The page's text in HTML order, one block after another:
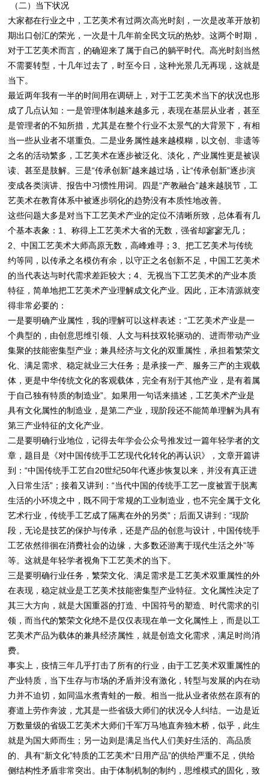
（二）当下状况
大家都在行业之中，工艺美术有过两次高光时刻，一次是改革开放初
期出口创汇的荣光，一次是十几年前全民文玩的热炒。这两个时期，
对于工艺美术而言，的确迎来了属于自己的躺平时代。高光时刻当然
不需要转型，十几年过去了，时至今日，这种光景几无再现，这就是
当下。
最近两年我有一半的时间用在调研上，对于工艺美术当下的状况也形
成了几点认知：一是管理体制越来越多元，表现在基层从业者，甚至
是管理者的不知所措，尤其是在整个行业不太景气的大背景下，有相
当一些从业者不堪重负。二是业务属性越来越模糊，以文创、非遗等
之名的活动繁多，工艺美术在逐步被泛化、淡化，产业属性更是被误
读、甚至是肢解。三是“传承创新”越来越过场，让“传承创新”逐步演
变成各类演讲、报告中习惯性用词。四是“产教融合”越来越脱节，工
艺美术在教育体系中被逐步弱化的趋势没有本质性地改善。
这些问题大多是对当下工艺美术产业的定位不清晰所致，总体看有几
个基本表象：1、称得上工艺美术大省的无数，强省却寥寥无几；
2、中国工艺美术大师高原无数，高峰难寻；3、把工艺美术与传统
约等同，以传承之名模仿有余，以守正之名创新不足，中国工艺美术
的当代表达与时代需求差距较大；4、无视当下工艺美术的产业本质
特征，简单地把工艺美术产业理解成文化产业。因此，正本清源就变
得非常必要的：
一是要明确产业属性，我的理解可以这样表述：“工艺美术产业是一
个典型的，由创意思维引领、人文与科技双轮驱动的、进而带动产业
集聚的技能密集型产业；兼具经济与文化的双重属性，承担着繁荣文
化、满足需求、稳定就业三大任务；是承接一产、服务三产的主观载
体，更是中华传统文化的客观载体，完全有别于其他产业，是有着属
于自己独有特质的制造业”。如果用一句话来描述，工艺美术产业是
具有文化属性的制造业，是第二产业，现阶段还不能简单理解为具有
第三产业特征的文化产业。
二是要明确行业地位，记得去年学会公众号推发过一篇年轻学者的文
章，题目是《对中国传统手工艺现代化转化的再认识》，文章开篇讲
到：“中国传统手工艺自20世纪50年代逐步恢复以来，并没有真正进
入日常生活”；接着又讲到：“当代中国的传统手工艺一度被置于脱离
生活的小环境之中，既不同于常规的工业制造业，也不完全属于文化
艺术行业，传统手工艺成了隔离在外的另类”；后面又讲到：“现阶
段，无论是技艺的保护与传承，还是产品的创意与设计，中国传统手
工艺依然徘徊在消费社会的边缘，大多数还游离于现代生活之外”等
等。这就是年轻学者视角下工艺美术的当下。
三是要明确行业任务，繁荣文化、满足需求是工艺美术双重属性的外
在表现，稳定就业是工艺美术技能密集型产业特征。文化属性决定了
其三大方向，就是大国重器的打造、中国符号的塑造、时代需求的引
领，而当代的繁荣文化绝不是仅仅表现在单一文化属性上，而是以工
艺美术产品为载体的兼具经济属性，就是创造文化需求，满足时尚消
费。
事实上，疫情三年几乎打击了所有的行业，由于工艺美术双重属性的
产业特质，当下生存与市场的矛盾并没有激化，转型与发展的内在动
力并不迫切，如同温水煮青蛙的一般。相当一批从业者依然在原有的
赛道上劳作奔波，尤其是一些省级大师们的状况令人纠结。一边是近
万数量级的省级工艺美术大师们千军万马地直奔独木桥，似乎，此生
就是为国大师而生；另一边则是满足当代人们美好生活的、高品质
的、具有“新文化”特质的工艺美术“日用产品”的供给严重不足，供给
侧结构性矛盾非常突出。由于体制机制的制约，思维模式的固化，致